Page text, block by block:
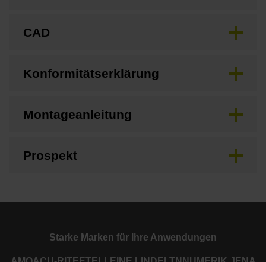
CAD
Konformitätserklärung
Montageanleitung
Prospekt
Starke Marken für Ihre Anwendungen